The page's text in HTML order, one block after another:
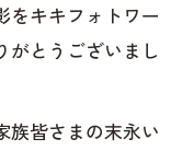
をキキフォトワー
がとうございまし
族皆さまの末永い